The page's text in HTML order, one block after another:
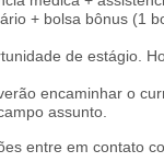
+ bolsa bônus (1
de estágio.
encaminhar o
assunto.
entre em contato